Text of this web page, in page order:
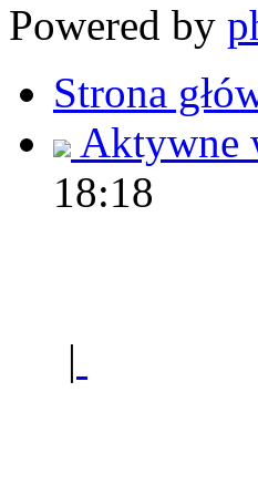
Powered by
Strona
Aktywne
18:18
|